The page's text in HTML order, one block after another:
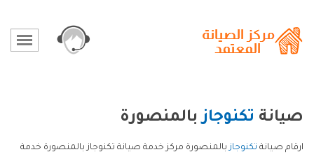
صيانة تكنوجازبالمنصورة
ارقام صيانة تكنوجازبالمنصورة مركز خدمة صيانة تكنوجاز بالمنصورة خدمة